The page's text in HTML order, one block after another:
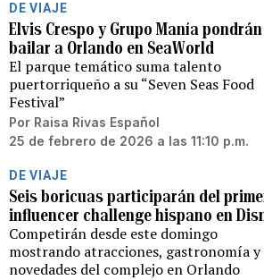
DE VIAJE
Elvis Crespo y Grupo Manía
bailar a Orlando en SeaWorld
El parque temático suma talento
puertorriqueño a su “Seven Seas Food
Festival”
Por Raisa Rivas Español
25 de febrero de 2026 a las 11:10 p.m.
DE VIAJE
Seis boricuas participarán del
influencer challenge hispano en
Competirán desde este domingo
mostrando atracciones, gastronomía y
novedades del complejo en Orlando